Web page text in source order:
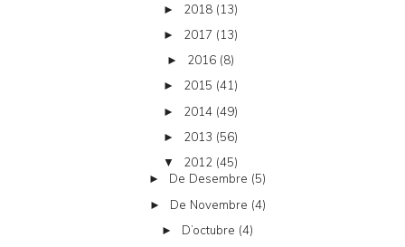
► 2018 (13)
► 2017 (13)
► 2016 (8)
► 2015 (41)
► 2014 (49)
► 2013 (56)
▼ 2012 (45)
► De Desembre (5)
► De Novembre (4)
► D’octubre (4)